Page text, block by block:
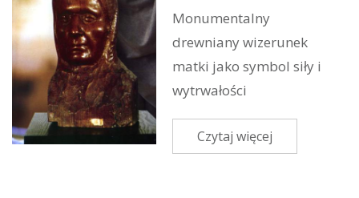
Monumentalny
drewniany wizerunek
matki jako symbol siły i
wytrwałości
Czytaj więcej